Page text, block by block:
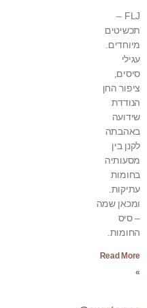
FLJ –
תכשיטים
מיוחדים.
עגילי
סיסים,
ציפור החן
הנודדת
שידועה
באהבתה
לקנן בין
מסעותיה
בחומות
עתיקות.
ומכאן שמה
– סיס
החומות.
Read More
»